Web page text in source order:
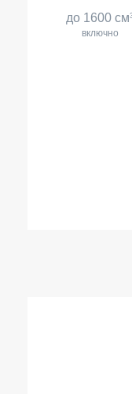
до 1600 см
включно